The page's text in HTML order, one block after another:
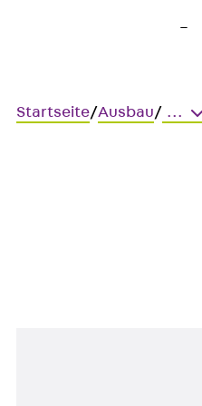
Startseite/Ausbau/ ...